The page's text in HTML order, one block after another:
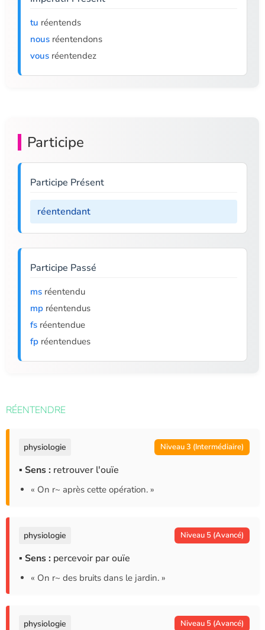
tu réentends
nous réentendons
vous réentendez
Participe
Participe Présent
réentendant
Participe Passé
ms réentendu
mp réentendus
fs réentendue
fp réentendues
RÉENTENDRE
physiologie Niveau 3 (Intermédiaire)
▪ Sens : retrouver l'ouïe
« On r~ après cette opération. »
physiologie Niveau 5 (Avancé)
▪ Sens : percevoir par ouïe
« On r~ des bruits dans le jardin. »
physiologie Niveau 5 (Avancé)